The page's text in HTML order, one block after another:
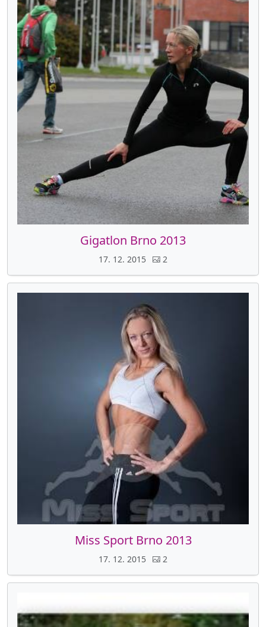
Gigatlon Brno 2013
17. 12. 2015 2
Miss Sport Brno 2013
17. 12. 2015 2